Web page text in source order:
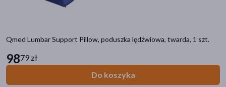
Qmed Lumbar Support Pillow, poduszka lędźwiowa, twarda, 1 szt.
9879 zł
Do koszyka